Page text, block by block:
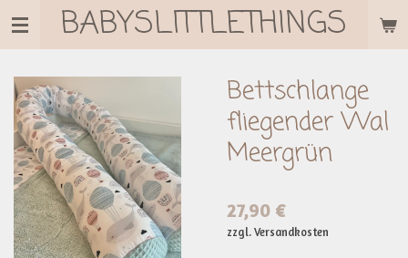
Zum
HauptinhaltBABYSLITTLETHINGS
Bettschlange
fliegender Wal
Meergrün
27,90 €
zzgl. Versandkosten